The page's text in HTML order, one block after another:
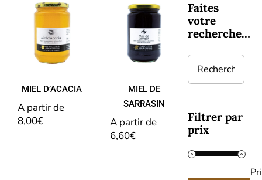
MIEL
D’ACACIA
MIEL D’ACACIA
A partir de
8,00€
MIEL DE
SARRASIN
MIEL DE
SARRASIN
A partir de
6,60€
Faites
votre
recherche…
Filtrer par
prix